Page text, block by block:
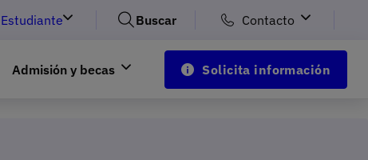
Estudiante Buscar Contacto
Admisión y becas Solicita información